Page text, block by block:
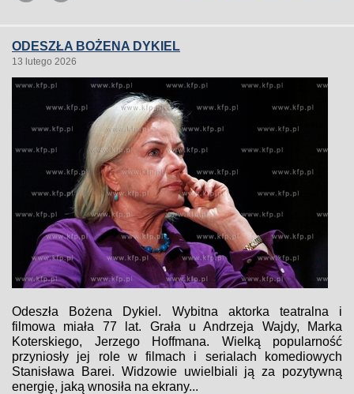
ODESZŁA BOŻENA DYKIEL
13 lutego 2026
Odeszła Bożena Dykiel. Wybitna aktorka teatralna i
filmowa miała 77 lat. Grała u Andrzeja Wajdy, Marka
Koterskiego, Jerzego Hoffmana. Wielką popularność
przyniosły jej role w filmach i serialach komediowych
Stanisława Barei. Widzowie uwielbiali ją za pozytywną
energię, jaką wnosiła na ekrany...